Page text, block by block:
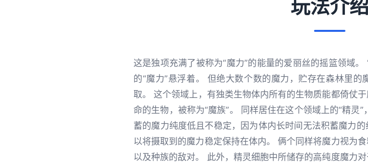
玩法介绍
这是独项充满了被称为“魔力”的能量的爱丽丝的摇篮领域
的“魔力”悬浮着。 但绝大数个数的魔力，贮存在森林里
取。 这个领域上，有独类生物体内所有的生物质能都倚仗
命的生物，被称为“魔族”。 同样居住在这个领域上的“精灵
蓄的魔力纯度低且不稳定，因为体内长时间无法积蓄魔力
以将摄取到的魔力稳定保持在体内。 俩个同样将魔力视为
以及种族的敌对。 此外，精灵细胞中所储存的高纯度魔力